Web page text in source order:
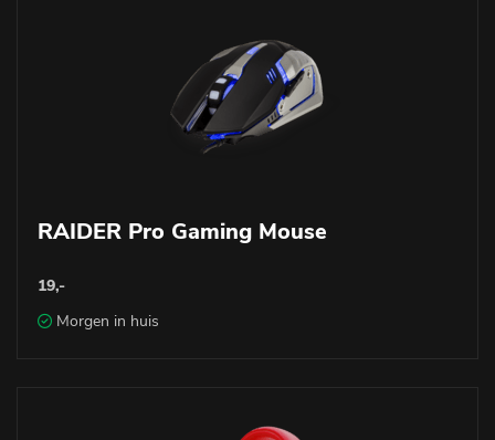
RAIDER Pro Gaming Mouse
19,-
Morgen in huis